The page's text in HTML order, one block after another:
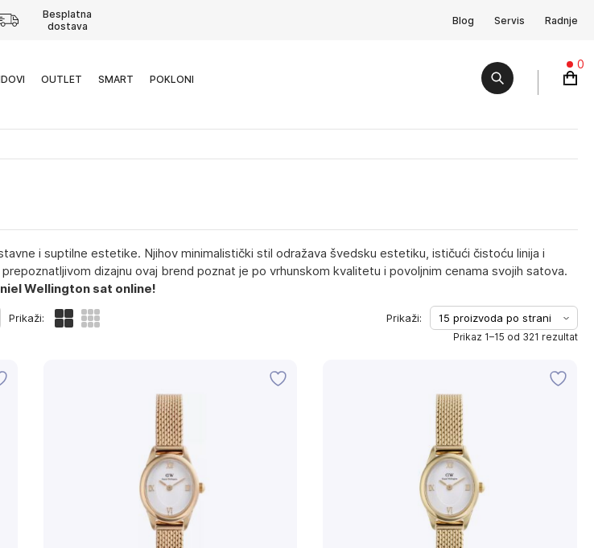
Besplatna
dostava
Blog Servis Radnje
OUTLET SMART POKLONI
0
i suptilne estetike. Njihov minimalistički stil odražava švedsku estetiku, ističući čistoću linija i
dizajnu ovaj brend poznat je po vrhunskom kvalitetu i povoljnim cenama svojih satova.
Wellington sat online!
Prikaži:
Prikaz 1–15 od 321 rezultat